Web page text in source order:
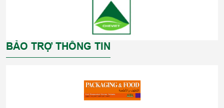
BẢO TRỢ THÔNG TIN